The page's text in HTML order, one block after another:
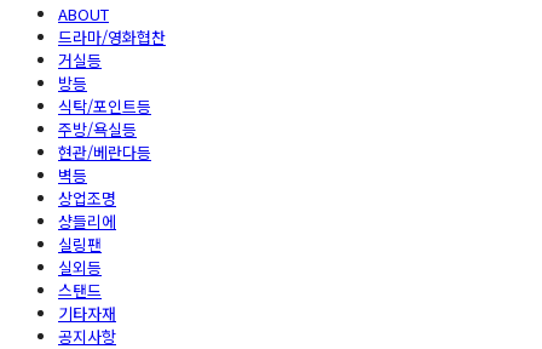
ABOUT
드라마/영화협찬
거실등
방등
식탁/포인트등
주방/욕실등
현관/베란다등
벽등
상업조명
샹들리에
실링팬
실외등
스탠드
기타자재
공지사항